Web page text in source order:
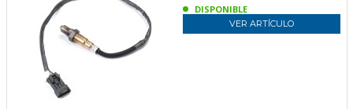
DISPONIBLE
VER ARTÍCULO